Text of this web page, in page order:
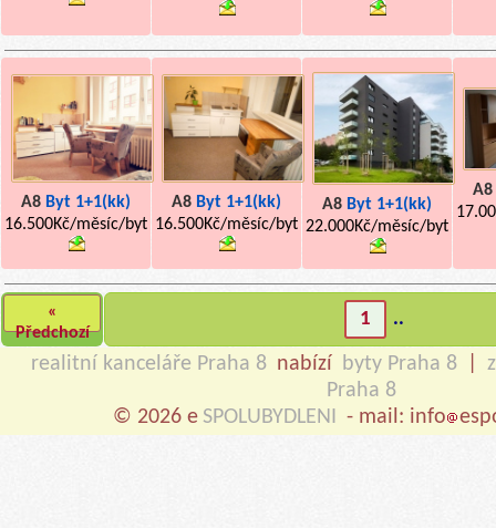
A8 Byt 1+1(kk)
16.500Kč/měsíc/byt
A8 Byt 1+1(kk)
16.500Kč/měsíc/byt
A8 Byt 1+1(kk)
22.000Kč/měsíc/byt
A8
«
Předchozí
1 ..
realitní kanceláře Praha 8 nabízí byty Praha 8
Praha 8
© 2026 e SPOLUBYDLENI - mail: info